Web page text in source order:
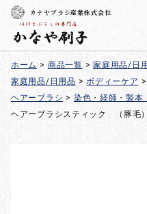
カナヤブラシ産業株式会社
ホーム > 商品一覧 > 家庭用品/日
家庭用品/日用品 > ボディーケア >
ヘアーブラシ > 染色・経師・製本
ヘアーブラシスティック （豚毛）